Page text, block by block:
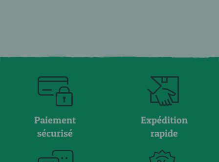
Paiement
sécurisé
Expédition
rapide